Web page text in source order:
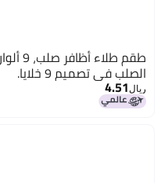
طقم
الصلب في تصميم 9 خلايا.
ريال4.51